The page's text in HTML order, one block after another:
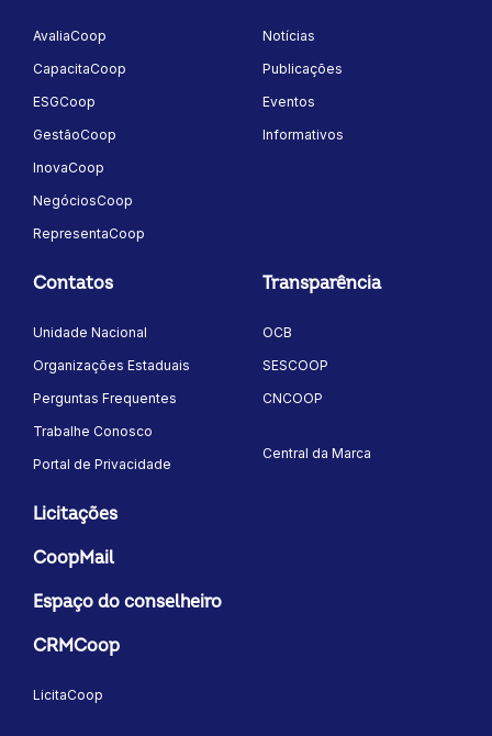
AvaliaCoop
CapacitaCoop
ESGCoop
GestãoCoop
InovaCoop
NegóciosCoop
RepresentaCoop
Notícias
Publicações
Eventos
Informativos
Contatos
Unidade Nacional
Organizações Estaduais
Perguntas Frequentes
Trabalhe Conosco
Portal de Privacidade
Transparência
OCB
SESCOOP
CNCOOP
Central da Marca
Licitações
CoopMail
Espaço do conselheiro
CRMCoop
LicitaCoop